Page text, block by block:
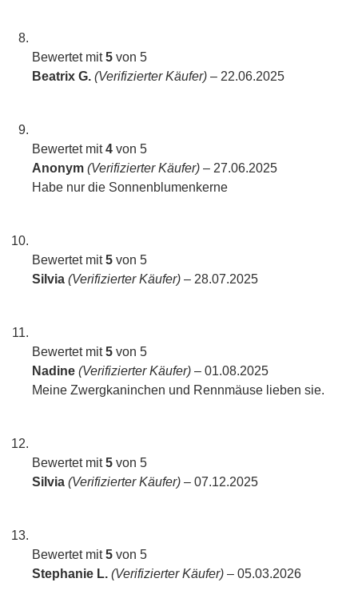
Bewertet mit5 von 5
Beatrix G. (Verifizierter Käufer) – 22.06.2025
Bewertet mit4 von 5
Anonym (Verifizierter Käufer) – 27.06.2025
Habe nur die Sonnenblumenkerne
Bewertet mit5 von 5
Silvia (Verifizierter Käufer) – 28.07.2025
Bewertet mit5 von 5
Nadine (Verifizierter Käufer) – 01.08.2025
Meine Zwergkaninchen und Rennmäuse lieben sie.
Bewertet mit5 von 5
Silvia (Verifizierter Käufer) – 07.12.2025
Bewertet mit5 von 5
Stephanie L. (Verifizierter Käufer) – 05.03.2026